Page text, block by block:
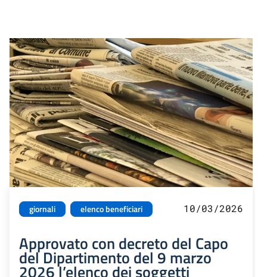
giornali elenco beneficiari 10/03/2026
Approvato con decreto del Capo
del Dipartimento del 9 marzo
2026 l’elenco dei soggetti